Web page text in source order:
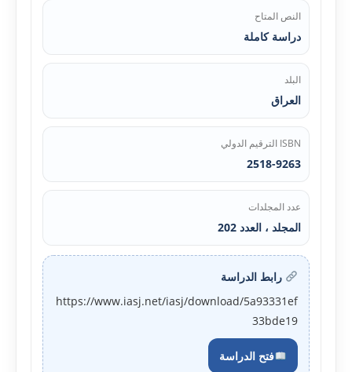
النص المتاح
دراسة كاملة
البلد
العراق
ISBN الترقيم الدولي
2518-9263
عدد المجلدات
المجلد ، العدد 202
رابط الدراسة
https://www.iasj.net/iasj/download/5a93331ef
33bde19
فتح الدراسة